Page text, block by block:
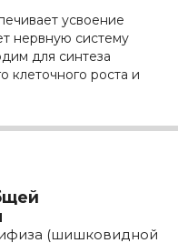
усвоение
нервную систему
для синтеза
клеточного роста и
(шишковидной